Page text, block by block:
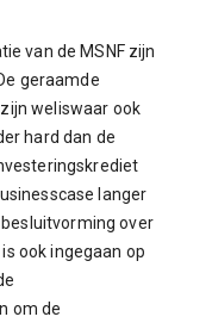
van de MSNF zijn
geraamde
weliswaar ook
hard dan de
langer
over
ook ingegaan op
om de